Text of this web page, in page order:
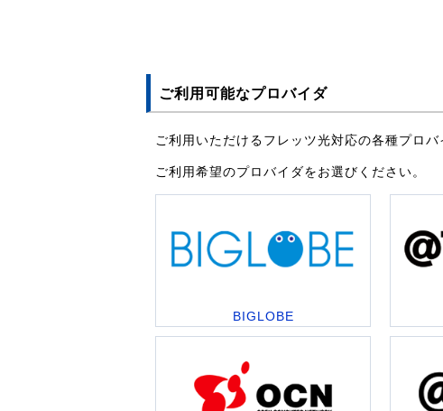
ご利用可能なプロバイダ
ご利用いただけるフレッツ光対応の各種プロバ
ご利用希望のプロバイダをお選びください。
BIGLOBE